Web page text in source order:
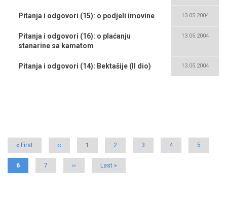
Pitanja i odgovori (15): o podjeli imovine 13.05.2004
Pitanja i odgovori (16): o plaćanju
stanarine sa kamatom
13.05.2004
Pitanja i odgovori (14): Bektašije (II dio) 13.05.2004
First
« First
Previous
‹‹ Page
1 Page
2 Page
3 Page
4 Page
5
Current
6 Page
7
Next
››
Last
Last »